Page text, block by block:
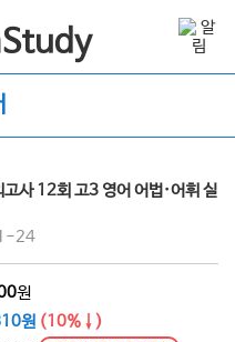
사 12회 고3 영어 어법·어휘 실
24
원
원 (10%↓)